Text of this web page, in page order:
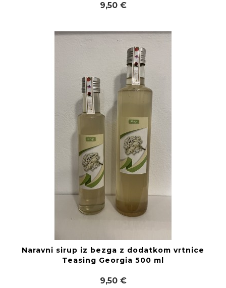
9,50 €
Naravni sirup iz bezga z dodatkom vrtnice
Teasing Georgia 500 ml
9,50 €